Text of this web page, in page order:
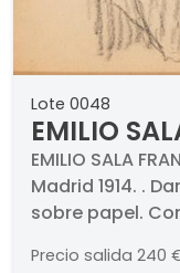
Lote 0048
EMILIO
durmiendo
EMILIO SALA
Madrid 1914. .
sobre papel.
Precio salida 240